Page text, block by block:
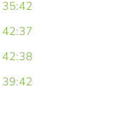
35:42
42:37
42:38
39:42